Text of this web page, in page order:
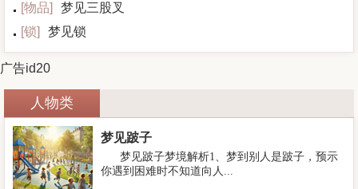
[物品]
梦见三股叉
[锁] 梦见锁
广告id20
人物类
梦见跛子
梦见跛子梦境解析1、梦到别人是跛子，预示
你遇到困难时不知道向人...